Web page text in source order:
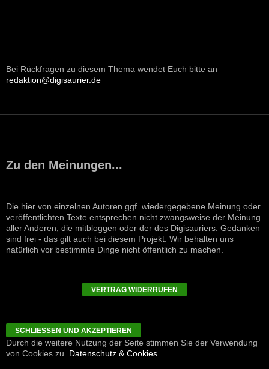
Bei Rückfragen zu diesem Thema wendet Euch bitte an
redaktion@digisaurier.de
Zu den Meinungen...
Die hier von einzelnen Autoren ggf. wiedergegebene Meinung oder
veröffentlichten Texte entsprechen nicht zwangsweise der Meinung
aller Anderen, die mitbloggen oder der des Digisauriers. Gedanken
sind frei - das gilt auch bei diesem Projekt. Wir behalten uns
natürlich vor bestimmte Dinge nicht öffentlich zu machen.
VERTRAG WIDERRUFEN
Durch die weitere Nutzung der Seite stimmen Sie der Verwendung
von Cookies zu. Datenschutz & Cookies